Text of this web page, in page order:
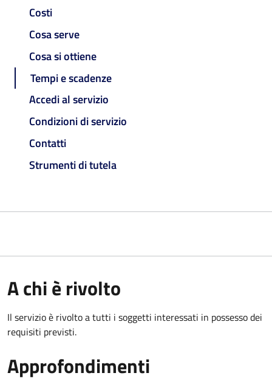
Costi
Cosa serve
Cosa si ottiene
Tempi e scadenze
Accedi al servizio
Condizioni di servizio
Contatti
Strumenti di tutela
A chi è rivolto
Il servizio è rivolto a tutti i soggetti interessati in possesso dei
requisiti previsti.
Approfondimenti